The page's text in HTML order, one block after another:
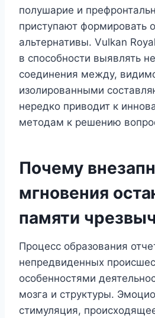
полушарие и
приступают формировать
альтернативы. Vulkan
в способности выявлять
соединения между,
изолированными
нередко приводит к
методам к решению
Почему
мгновения
памяти
Процесс образования
непредвиденных
особенностями
мозга и структуры.
стимуляция,